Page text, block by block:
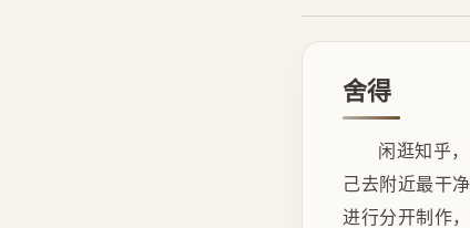
舍得
闲逛知乎
己去附近最干
进行分开制作